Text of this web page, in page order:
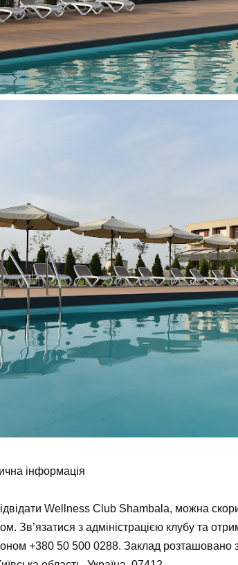
інформація
Wellness Club Shambala, можна
Зв’язатися з адміністрацією клубу та
+380 50 500 0288. Заклад розташовано